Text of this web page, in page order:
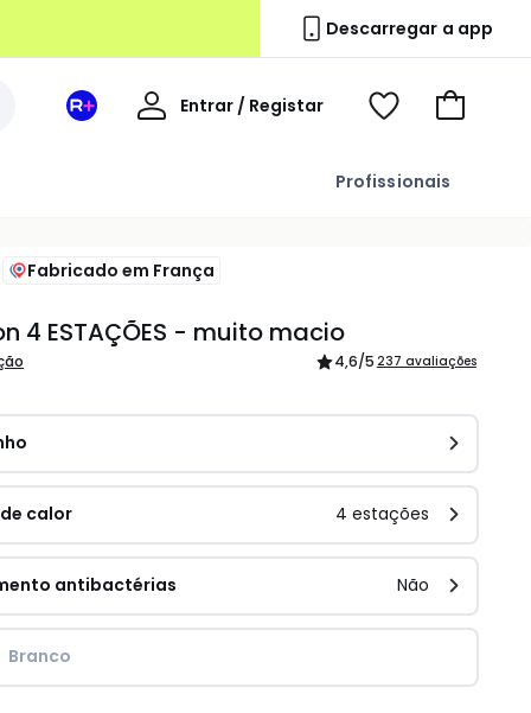
Descarregar a app
Profissionais
Espaço
Entrar / Registar
Voir
Ir
carrinho
Fabricado em França
4 ESTAÇÕES - muito macio
4,6/5 237 avaliações
calor 4 estações
antibactérias Não
Branco